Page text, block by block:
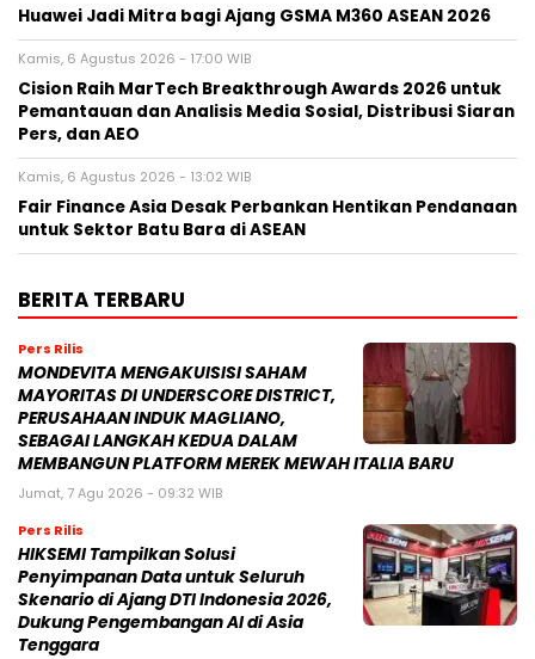
Huawei Jadi Mitra bagi Ajang GSMA M360 ASEAN 2026
Kamis, 6 Agustus 2026 - 17:00 WIB
Cision Raih MarTech Breakthrough Awards 2026 untuk
Pemantauan dan Analisis Media Sosial, Distribusi Siaran
Pers, dan AEO
Kamis, 6 Agustus 2026 - 13:02 WIB
Fair Finance Asia Desak Perbankan Hentikan Pendanaan
untuk Sektor Batu Bara di ASEAN
BERITA TERBARU
Pers Rilis
MONDEVITA MENGAKUISISI SAHAM
MAYORITAS DI UNDERSCORE DISTRICT,
PERUSAHAAN INDUK MAGLIANO,
SEBAGAI LANGKAH KEDUA DALAM
MEMBANGUN PLATFORM MEREK MEWAH ITALIA BARU
Jumat, 7 Agu 2026 - 09:32 WIB
Pers Rilis
HIKSEMI Tampilkan Solusi
Penyimpanan Data untuk Seluruh
Skenario di Ajang DTI Indonesia 2026,
Dukung Pengembangan AI di Asia
Tenggara